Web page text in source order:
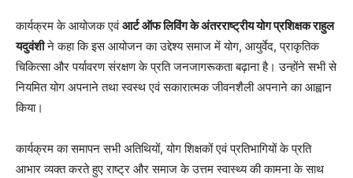
कार्यक्रम के आयोजक एवंआर्ट ऑफ लिविंग के अंतरराष्ट्रीय योग प्रशिक्षक राहुल
यदुवंशीने कहा कि इस आयोजन का उद्देश्य समाज में योग, आयुर्वेद, प्राकृतिक
चिकित्सा और पर्यावरण संरक्षण के प्रति जनजागरूकता बढ़ाना है। उन्होंने सभी से
नियमित योग अपनाने तथा स्वस्थ एवं सकारात्मक जीवनशैली अपनाने का आह्वान
किया।
कार्यक्रम का समापन सभी अतिथियों, योग शिक्षकों एवं प्रतिभागियों के प्रति
आभार व्यक्त करते हुए राष्ट्र और समाज के उत्तम स्वास्थ्य की कामना के साथ